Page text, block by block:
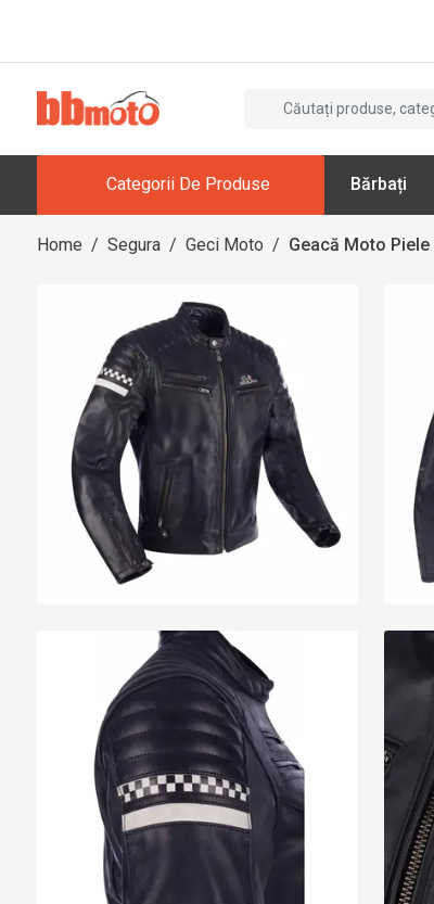
Categorii De Produse Bărbați
Home / Segura / Geci Moto / Geacă Moto Piele